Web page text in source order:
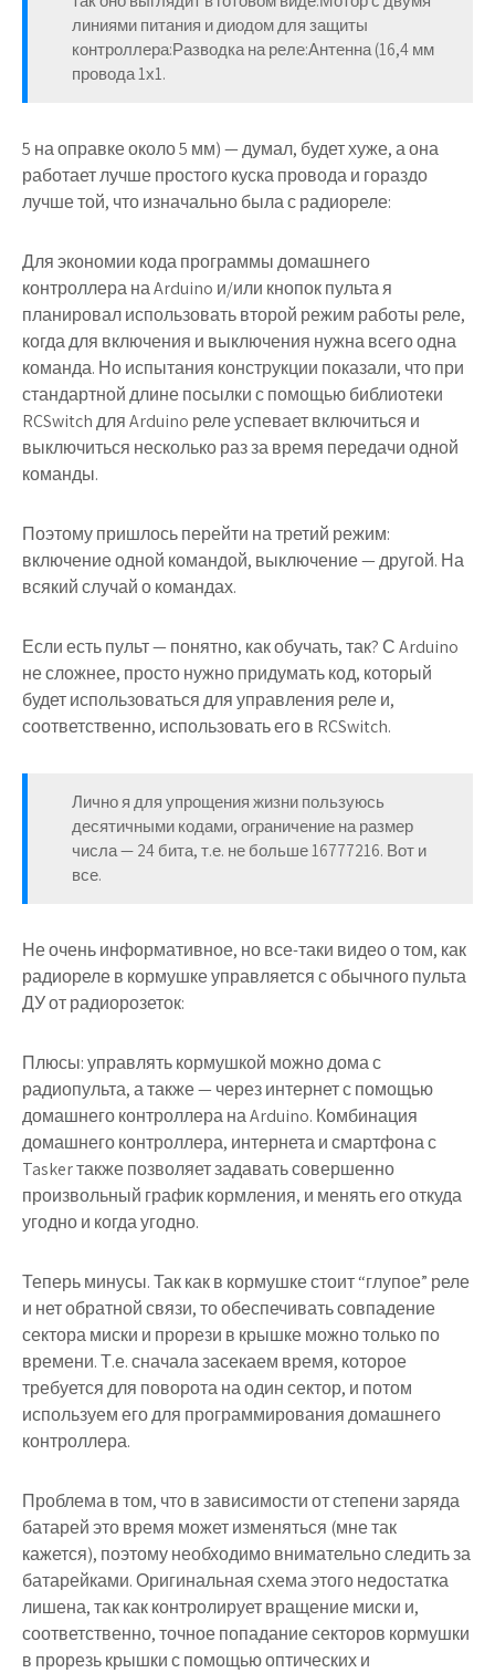
линиями питания и диодом для защиты
контроллера:Разводка на реле:Антенна (16,4 мм
провода 1х1.
5 на оправке около 5 мм) — думал, будет хуже, а она
работает лучше простого куска провода и гораздо
лучше той, что изначально была с радиореле:
Для экономии кода программы домашнего
контроллера на Arduino и/или кнопок пульта я
планировал использовать второй режим работы реле,
когда для включения и выключения нужна всего одна
команда. Но испытания конструкции показали, что при
стандартной длине посылки с помощью библиотеки
RCSwitch для Arduino реле успевает включиться и
выключиться несколько раз за время передачи одной
команды.
Поэтому пришлось перейти на третий режим:
включение одной командой, выключение — другой. На
всякий случай о командах.
Если есть пульт — понятно, как обучать, так? С Arduino
не сложнее, просто нужно придумать код, который
будет использоваться для управления реле и,
соответственно, использовать его в RCSwitch.
Лично я для упрощения жизни пользуюсь
десятичными кодами, ограничение на размер
числа — 24 бита, т.е. не больше 16777216. Вот и
все.
Не очень информативное, но все-таки видео о том, как
радиореле в кормушке управляется с обычного пульта
ДУ от радиорозеток:
Плюсы: управлять кормушкой можно дома с
радиопульта, а также — через интернет с помощью
домашнего контроллера на Arduino. Комбинация
домашнего контроллера, интернета и смартфона с
Tasker также позволяет задавать совершенно
произвольный график кормления, и менять его откуда
угодно и когда угодно.
Теперь минусы. Так как в кормушке стоит “глупое” реле
и нет обратной связи, то обеспечивать совпадение
сектора миски и прорези в крышке можно только по
времени. Т.е. сначала засекаем время, которое
требуется для поворота на один сектор, и потом
используем его для программирования домашнего
контроллера.
Проблема в том, что в зависимости от степени заряда
батарей это время может изменяться (мне так
кажется), поэтому необходимо внимательно следить за
батарейками. Оригинальная схема этого недостатка
лишена, так как контролирует вращение миски и,
соответственно, точное попадание секторов кормушки
в прорезь крышки с помощью оптических и